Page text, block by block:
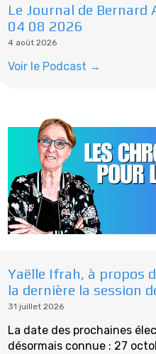
Le Journal de Bernard
04 08 2026
4 août 2026
Voir le Podcast →
Yaëlle Ifrah, à propos
la dernière la session
31 juillet 2026
La date des prochaines
désormais connue : 27